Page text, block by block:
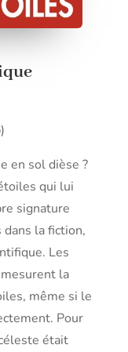
en sol dièse ?
qui lui
signature
dans la fiction,
Les
la
même si le
Pour
était